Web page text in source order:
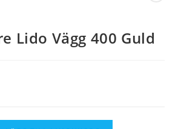
Lido Vägg 400 Guld